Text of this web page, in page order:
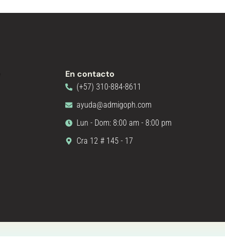
En contacto
(+57) 310-884-8611
ayuda@admigoph.com
Lun - Dom: 8:00 am - 8:00 pm
Cra 12 # 145 - 17